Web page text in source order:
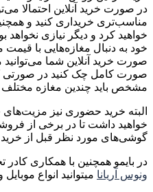
در صورت خرید آنلاین احتمالا
مناسب‌تری خریداری کنید و
خواهید کرد و دیگر نیازی نخواهد
خود به دنبال مغازه‌هایی با
صورت خرید آنلاین شما
صورت کامل چک کنید در صورتی
مشخص باید چندین مغازه مختلف
البته خرید حضوری نیز
خواهید داشت تا در برخی از
گوشی‌های مورد نظر قبل از خرید
در بایمو همچنین با همکاری
ونوس آریانا میتوانید انواع